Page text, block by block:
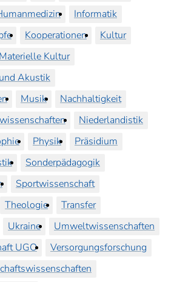
Informatik
Kooperationen
Kultur
Materielle Kultur
Akustik
Musik
Nachhaltigkeit
Niederlandistik
Physik
Präsidium
Sonderpädagogik
Sportwissenschaft
Theologie
Transfer
Ukraine
Umweltwissenschaften
UGO
Versorgungsforschung